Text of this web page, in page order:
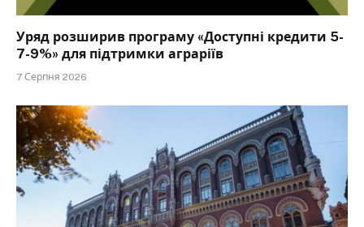
Уряд розширив програму «Доступні кредити 5-
7-9%» для підтримки аграріїв
7 Серпня 2026